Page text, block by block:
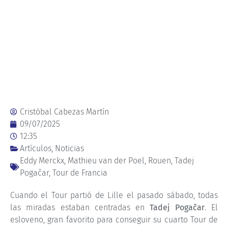
Cristóbal Cabezas Martín
09/07/2025
12:35
Artículos Noticias
Eddy Merckx Mathieu van der Poel Rouen Tadej
Pogačar, Tour de Francia
Cuando el Tour partió de Lille el pasado sábado, todas
las miradas estaban centradas enTadej Pogačar. El
esloveno, gran favorito para conseguir su cuarto Tour de